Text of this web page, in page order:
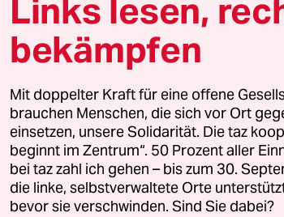
geht es um zwei
Die eine besteht aus
dem Dach des
DDRals Vertragsarbeiter*innen
andere Community sind
die in den 1970er Jahren nach
sind. Ihre Erfahrungen mit
verbindet, ist ein Gefühl der
Chance, ein neues Leben
Links lesen,
bekämpfen
Mit doppelter Kraft für eine offene
brauchen Menschen, die sich vor Ort
einsetzen, unsere Solidarität. Die taz
beginnt im Zentrum“. 50 Prozent aller
bei taz zahl ich gehen – bis zum 30.
die linke, selbstverwaltete Orte
bevor sie verschwinden. Sind Sie dabei?